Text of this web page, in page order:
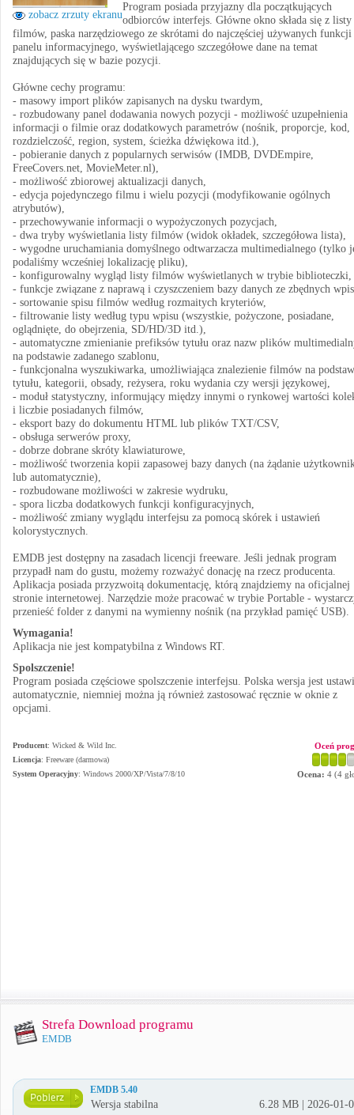
zobacz zrzuty ekranu
Program posiada przyjazny dla początkujących
odbiorców interfejs. Główne okno składa się z listy
filmów, paska narzędziowego ze skrótami do najczęściej używanych
panelu informacyjnego, wyświetlającego szczegółowe dane na temat
znajdujących się w bazie pozycji.
Główne cechy programu:
- masowy import plików zapisanych na dysku twardym,
- rozbudowany panel dodawania nowych pozycji - możliwość uzupełnienia
informacji o filmie oraz dodatkowych parametrów (nośnik, proporcje, kod,
rozdzielczość, region, system, ścieżka dźwiękowa itd.),
- pobieranie danych z popularnych serwisów (IMDB, DVDEmpire,
FreeCovers.net, MovieMeter.nl),
- możliwość zbiorowej aktualizacji danych,
- edycja pojedynczego filmu i wielu pozycji (modyfikowanie ogólnych
atrybutów),
- przechowywanie informacji o wypożyczonych pozycjach,
- dwa tryby wyświetlania listy filmów (widok okładek, szczegółowa lista),
- wygodne uruchamiania domyślnego odtwarzacza multimedialnego (tylko
podaliśmy wcześniej lokalizację pliku),
- konfigurowalny wygląd listy filmów wyświetlanych w trybie biblioteczki,
- funkcje związane z naprawą i czyszczeniem bazy danych ze zbędnych
- sortowanie spisu filmów według rozmaitych kryteriów,
- filtrowanie listy według typu wpisu (wszystkie, pożyczone, posiadane,
oglądnięte, do obejrzenia, SD/HD/3D itd.),
- automatyczne zmienianie prefiksów tytułu oraz nazw plików
na podstawie zadanego szablonu,
- funkcjonalna wyszukiwarka, umożliwiająca znalezienie filmów na
tytułu, kategorii, obsady, reżysera, roku wydania czy wersji językowej,
- moduł statystyczny, informujący między innymi o rynkowej wartości
i liczbie posiadanych filmów,
- eksport bazy do dokumentu HTML lub plików TXT/CSV,
- obsługa serwerów proxy,
- dobrze dobrane skróty klawiaturowe,
- możliwość tworzenia kopii zapasowej bazy danych (na żądanie
lub automatycznie),
- rozbudowane możliwości w zakresie wydruku,
- spora liczba dodatkowych funkcji konfiguracyjnych,
- możliwość zmiany wyglądu interfejsu za pomocą skórek i ustawień
kolorystycznych.
EMDB jest dostępny na zasadach licencji freeware. Jeśli jednak program
przypadł nam do gustu, możemy rozważyć donację na rzecz producenta.
Aplikacja posiada przyzwoitą dokumentację, którą znajdziemy na oficjalnej
stronie internetowej. Narzędzie może pracować w trybie Portable -
przenieść folder z danymi na wymienny nośnik (na przykład pamięć USB).
Wymagania!
Aplikacja nie jest kompatybilna z Windows RT.
Spolszczenie!
Program posiada częściowe spolszczenie interfejsu. Polska wersja jest
automatycznie, niemniej można ją również zastosować ręcznie w oknie z
opcjami.
Producent: Wicked & Wild Inc.
Licencja: Freeware (darmowa)
System Operacyjny: Windows 2000/XP/Vista/7/8/10
Oceń
Ocena: 4 (4
Strefa Download programu
EMDB
EMDB 5.40
Wersja stabilna 6.28 MB | 2026-01-